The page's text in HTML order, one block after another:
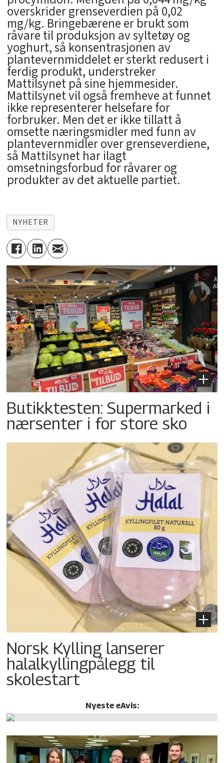
overskrider grenseverdien på 0,02
mg/kg. Bringebærene er brukt som
råvare til produksjon av syltetøy og
yoghurt, så konsentrasjonen av
plantevernmiddelet er sterkt redusert i
ferdig produkt, understreker
Mattilsynet på sine hjemmesider.
Mattilsynet vil også fremheve at funnet
ikke representerer helsefare for
forbruker. Men det er ikke tillatt å
omsette næringsmidler med funn av
plantevernmidler over grenseverdiene,
så Mattilsynet har ilagt
omsetningsforbud for råvarer og
produkter av det aktuelle partiet.
NYHETER
Butikktesten: Supermarked i
nærsenter i for store sko
Norsk Kylling lanserer
halalkylling­pålegg til
skolestart
Nyeste eAvis: